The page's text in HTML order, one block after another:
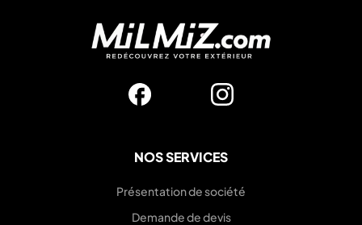
NOS SERVICES
Présentation de société
Demande de devis